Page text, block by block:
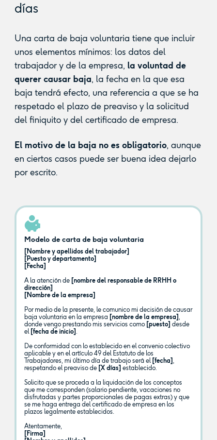
días
Una carta de baja voluntaria tiene que incluir
unos elementos mínimos: los datos del
trabajador y de la empresa, la voluntad de
querer causar baja, la fecha en la que esa
baja tendrá efecto, una referencia a que se ha
respetado el plazo de preaviso y la solicitud
del finiquito y del certificado de empresa.
El motivo de la baja no es obligatorio, aunque
en ciertos casos puede ser buena idea dejarlo
por escrito.
Modelo de carta de baja voluntaria
[Nombre y apellidos del trabajador]
[Puesto y departamento]
[Fecha]
A la atención de [nombre del responsable de RRHH o
dirección]
[Nombre de la empresa]
Por medio de la presente, le comunico mi decisión de causar
baja voluntaria en la empresa [nombre de la empresa]
donde vengo prestando mis servicios como [puesto] desde
el [fecha de inicio]
De conformidad con lo establecido en el convenio colectivo
aplicable y en el artículo 49 del Estatuto de los
Trabajadores, mi último día de trabajo será el [fecha]
respetando el preaviso de [X días] establecido.
Solicito que se proceda a la liquidación de los conceptos
que me corresponden (salario pendiente, vacaciones no
disfrutadas y partes proporcionales de pagas extras) y que
se me haga entrega del certificado de empresa en los
plazos legalmente establecidos.
Atentamente,
[Firma]